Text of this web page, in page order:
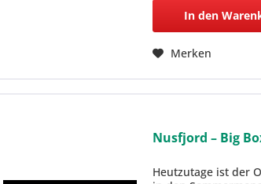
In den
Merken
Nusfjord – Big
Heutzutage ist der